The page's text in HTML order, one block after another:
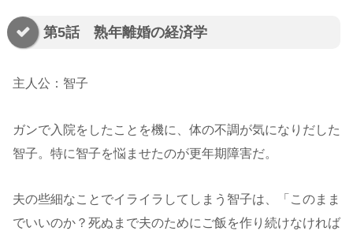
第5話 熟年離婚の経済学
主人公：智子
ガンで入院をしたことを機に、体の不調が気になりだした
智子。特に智子を悩ませたのが更年期障害だ。
夫の些細なことでイライラしてしまう智子は、「このまま
でいいのか？死ぬまで夫のためにご飯を作り続けなければ